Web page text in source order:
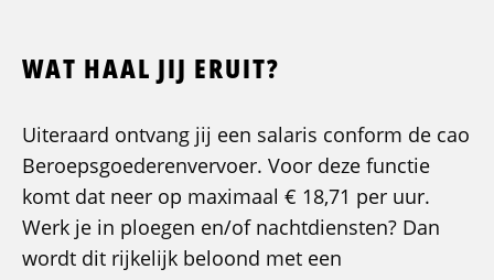
WAT HAAL JIJ ERUIT?
Uiteraard ontvang jij een salaris conform de cao
Beroepsgoederenvervoer. Voor deze functie
komt dat neer op maximaal € 18,71 per uur.
Werk je in ploegen en/of nachtdiensten? Dan
wordt dit rijkelijk beloond met een